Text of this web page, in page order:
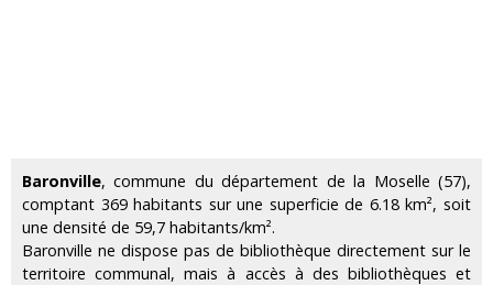
Baronville, commune du département de la Moselle (57),
comptant 369 habitants sur une superficie de 6.18 km², soit
une densité de 59,7 habitants/km².
Baronville ne dispose pas de bibliothèque directement sur le
territoire communal, mais à accès à des bibliothèques et